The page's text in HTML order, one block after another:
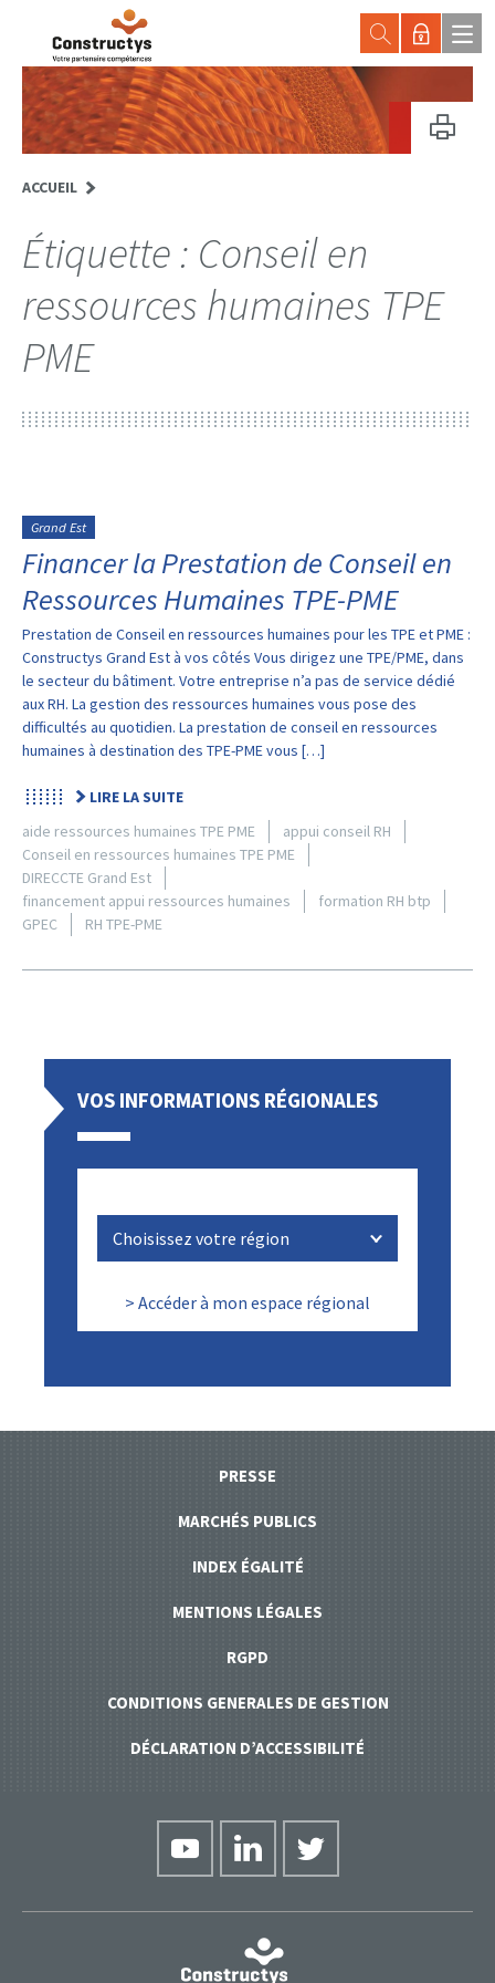
ACCUEIL
Étiquette : Conseil en
ressources humaines TPE
PME
Grand Est
Financer la Prestation de Conseil en
Ressources Humaines TPE-PME
Prestation de Conseil en ressources humaines pour les TPE et PME :
Constructys Grand Est à vos côtés Vous dirigez une TPE/PME, dans
le secteur du bâtiment. Votre entreprise n’a pas de service dédié
aux RH. La gestion des ressources humaines vous pose des
difficultés au quotidien. La prestation de conseil en ressources
humaines à destination des TPE-PME vous […]
LIRE LA SUITE
aide ressources humaines TPE PME
appui conseil RH
Conseil en ressources humaines TPE PME
DIRECCTE Grand Est
financement appui ressources humaines
formation RH btp
GPEC
RH TPE-PME
VOS INFORMATIONS RÉGIONALES
> Accéder à mon espace régional
PRESSE
MARCHÉS PUBLICS
INDEX ÉGALITÉ
MENTIONS LÉGALES
RGPD
CONDITIONS GENERALES DE GESTION
DÉCLARATION D’ACCESSIBILITÉ